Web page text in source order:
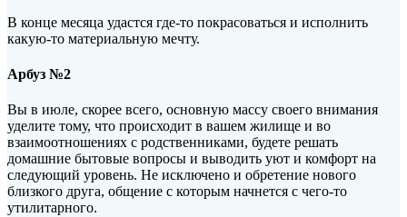
В конце месяца удастся где-то покрасоваться и исполнить
какую-то материальную мечту.
Арбуз №2
Вы в июле, скорее всего, основную массу своего внимания
уделите тому, что происходит в вашем жилище и во
взаимоотношениях с родственниками, будете решать
домашние бытовые вопросы и выводить уют и комфорт на
следующий уровень. Не исключено и обретение нового
близкого друга, общение с которым начнется с чего-то
утилитарного.